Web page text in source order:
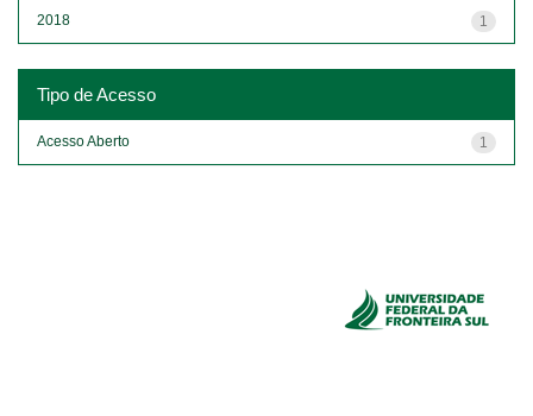
1
2018
Tipo de Acesso
1
Acesso Aberto